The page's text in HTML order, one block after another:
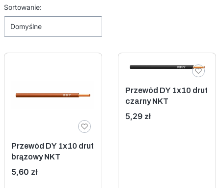
Lista produktów
Sortowanie:
Domyślne
Przewód DY 1x10 drut
brązowy NKT
Cena
5,60 zł
Przewód DY 1x10 drut
czarny NKT
Cena
5,29 zł